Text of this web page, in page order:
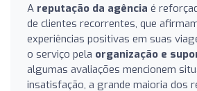
A reputação da agência é
de clientes recorrentes, que
experiências positivas em suas
o serviço pela organização e
algumas avaliações mencionem
insatisfação, a grande maioria dos